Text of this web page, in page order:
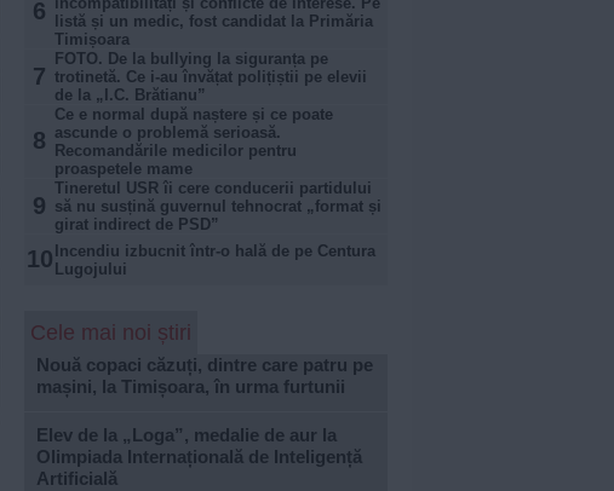
6
listă și un medic, fost candidat la Primăria
Timișoara
7
FOTO. De la bullying la siguranța pe
trotinetă. Ce i-au învățat polițiștii pe elevii
de la „I.C. Brătianu”
8
Ce e normal după naștere și ce poate
ascunde o problemă serioasă.
Recomandările medicilor pentru
proaspetele mame
9
Tineretul USR îi cere conducerii partidului
să nu susțină guvernul tehnocrat „format și
girat indirect de PSD”
10 Incendiu izbucnit într-o hală de pe Centura
Lugojului
Cele mai noi știri
Nouă copaci căzuți, dintre care patru pe
mașini, la Timișoara, în urma furtunii
Elev de la „Loga”, medalie de aur la
Olimpiada Internațională de Inteligență
Artificială